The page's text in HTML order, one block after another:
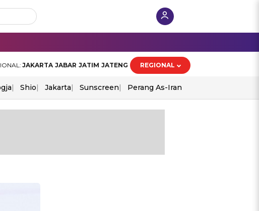
JAKARTA JABAR JATIM JATENG REGIONAL
Shio Jakarta Sunscreen Perang As-Iran